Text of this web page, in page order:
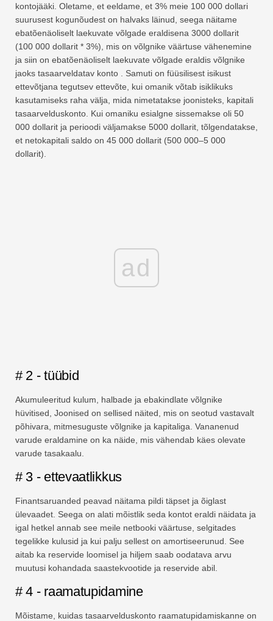
kontojääki. Oletame, et eeldame, et 3% meie 100 000 dollari
suurusest kogunõudest on halvaks läinud, seega näitame
ebatõenäoliselt laekuvate võlgade eraldisena 3000 dollarit
(100 000 dollarit * 3%), mis on võlgnike väärtuse vähenemine
ja siin on ebatõenäoliselt laekuvate võlgade eraldis võlgnike
jaoks tasaarveldatav konto . Samuti on füüsilisest isikust
ettevõtjana tegutsev ettevõte, kui omanik võtab isiklikuks
kasutamiseks raha välja, mida nimetatakse joonisteks, kapitali
tasaarvelduskonto. Kui omaniku esialgne sissemakse oli 50
000 dollarit ja perioodi väljamakse 5000 dollarit, tõlgendatakse,
et netokapitali saldo on 45 000 dollarit (500 000–5 000
dollarit).
ad
# 2 - tüübid
Akumuleeritud kulum, halbade ja ebakindlate võlgnike
hüvitised, Joonised on sellised näited, mis on seotud vastavalt
põhivara, mitmesuguste võlgnike ja kapitaliga. Vananenud
varude eraldamine on ka näide, mis vähendab käes olevate
varude tasakaalu.
# 3 - ettevaatlikkus
Finantsaruanded peavad näitama pildi täpset ja õiglast
ülevaadet. Seega on alati mõistlik seda kontot eraldi näidata ja
igal hetkel annab see meile netbooki väärtuse, selgitades
tegelikke kulusid ja kui palju sellest on amortiseerunud. See
aitab ka reservide loomisel ja hiljem saab oodatava arvu
muutusi kohandada saastekvootide ja reservide abil.
# 4 - raamatupidamine
Mõistame, kuidas tasaarvelduskonto raamatupidamiskanne on